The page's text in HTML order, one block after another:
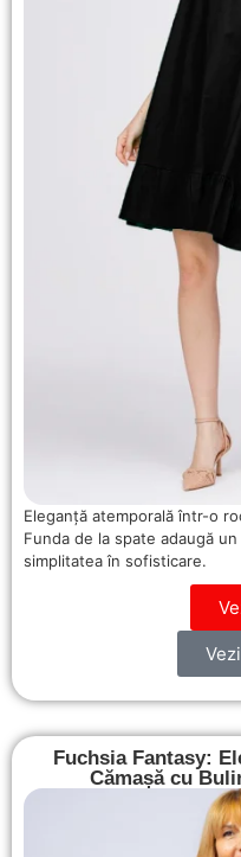
Eleganță atemporală într-o
Funda de la spate adaugă
simplitatea în sofisticare.
Fuchsia Fantasy:
Cămașă cu